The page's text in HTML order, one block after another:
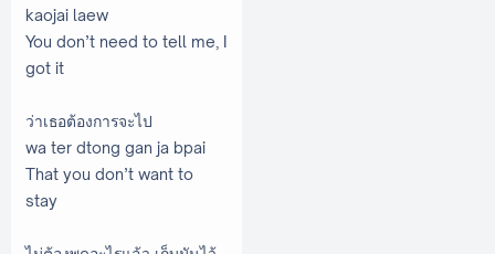
kaojai laew
You don’t need to tell me, I
got it
ว่าเธอต้องการจะไป
wa ter dtong gan ja bpai
That you don’t want to
stay